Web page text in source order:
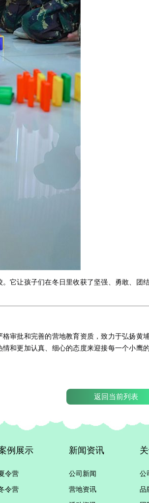
它让孩子们在冬日里收获了坚强、勇敢、
审批和完善的营地教育资质，致力于弘扬
和更加认真、细心的态度来迎接每一个小鹰
返回当前列表
例展示
令营
令营
新闻资讯
公司新闻
营地资讯
公
品